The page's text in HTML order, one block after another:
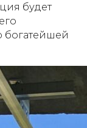
будет
богатейшей